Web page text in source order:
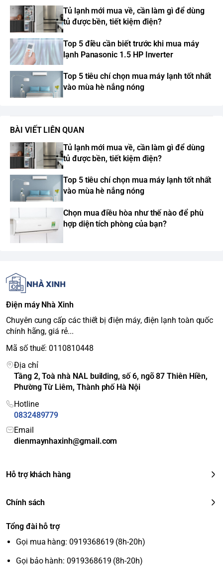
Tủ lạnh mới mua về, cần làm gì để dùng
tủ được bền, tiết kiệm điện?
Top 5 điều cần biết trước khi mua máy
lạnh Panasonic 1.5 HP Inverter
Top 5 tiêu chí chọn mua máy lạnh tốt nhất
vào mùa hè nắng nóng
BÀI VIẾT LIÊN QUAN
Tủ lạnh mới mua về, cần làm gì để dùng
tủ được bền, tiết kiệm điện?
Top 5 tiêu chí chọn mua máy lạnh tốt nhất
vào mùa hè nắng nóng
Chọn mua điều hòa như thế nào để phù
hợp diện tích phòng của bạn?
Điện máy Nhà Xinh
Chuyên cung cấp các thiết bị điện máy, điện lạnh toàn quốc
chính hãng, giá rẻ...
Mã số thuế: 0110810448
Địa chỉ
Tầng 2, Toà nhà NAL building, số 6, ngõ 87 Thiên Hiền,
Phường Từ Liêm, Thành phố Hà Nội
Hotline
0832489779
Email
dienmaynhaxinh@gmail.com
Hỗ trợ khách hàng
Chính sách
Tổng đài hỗ trợ
Gọi mua hàng: 0919368619 (8h-20h)
Gọi bảo hành: 0919368619 (8h-20h)